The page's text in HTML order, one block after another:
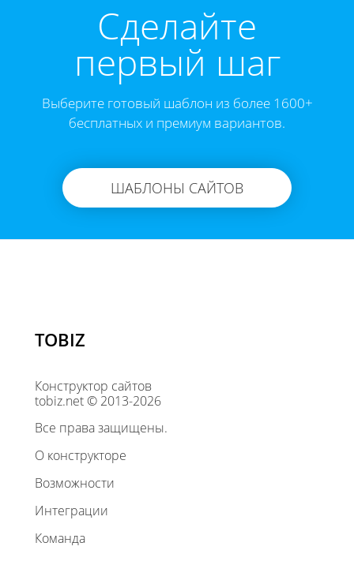
Cделайте
первый шаг
Выберите готовый шаблон из более 1600+
бесплатных и премиум вариантов.
ШАБЛОНЫ САЙТОВ
TOBIZ
Конструктор сайтов
tobiz.net © 2013-2026
Все права защищены.
О конструкторе
Возможности
Интеграции
Команда